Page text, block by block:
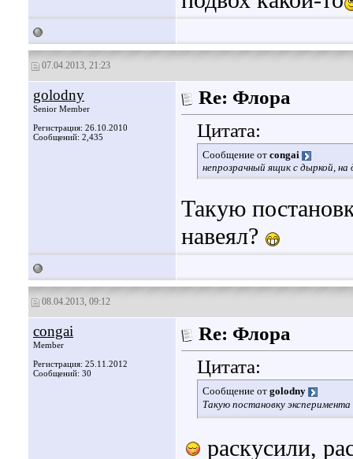
07.04.2013, 21:23
golodny
Senior Member
Регистрация: 26.10.2010
Сообщений: 2,435
Re: Флора
Цитата:
Сообщение от congai
непрозрачный ящик с дыркой, на
Такую
навеял?
08.04.2013, 09:12
congai
Member
Регистрация: 25.11.2012
Сообщений: 30
Re: Флора
Цитата:
Сообщение от golodny
Такую постановку
раскусили,